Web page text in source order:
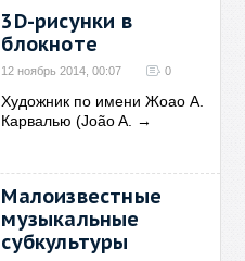
3D-рисунки в
блокноте
12 ноябрь 2014, 00:07 0
Художник по имени Жоао А.
Карвалью (João A.
→
Малоизвестные
музыкальные
субкультуры